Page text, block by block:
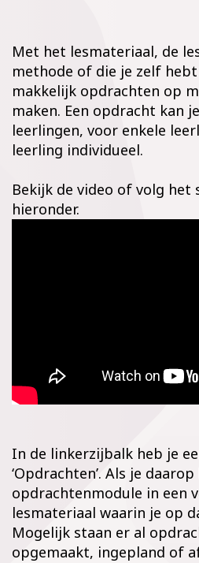
Met het lesmateriaal, de
methode of die je zelf
makkelijk opdrachten op
maken. Een opdracht kan
leerlingen, voor enkele
leerling individueel.
Bekijk de video of volg het
hieronder.
In de linkerzijbalk heb je
‘Opdrachten’. Als je
opdrachtenmodule in een
lesmateriaal waarin je op
Mogelijk staan er al
opgemaakt, ingepland of